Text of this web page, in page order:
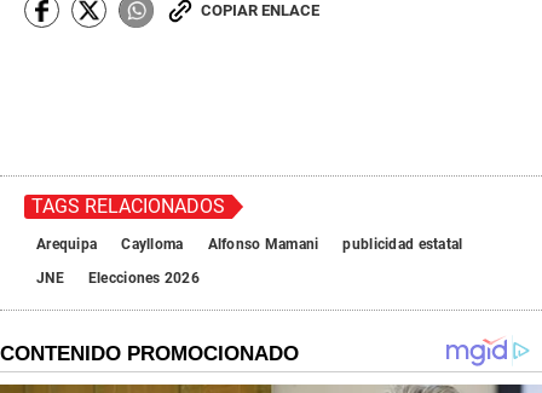
COPIAR ENLACE
TAGS RELACIONADOS
Arequipa Caylloma Alfonso Mamani
publicidad estatal
JNE
Elecciones 2026